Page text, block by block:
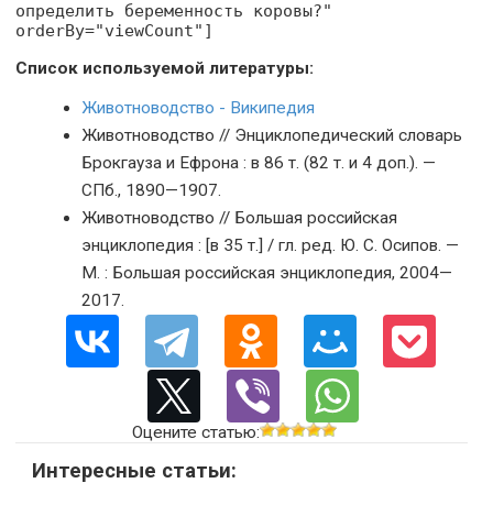
определить беременность коровы?"
orderBy="viewCount"]
Список используемой литературы:
Животноводство - Википедия
Животноводство // Энциклопедический словарь
Брокгауза и Ефрона : в 86 т. (82 т. и 4 доп.). —
СПб., 1890—1907.
Животноводство // Большая российская
энциклопедия : [в 35 т.] / гл. ред. Ю. С. Осипов. —
М. : Большая российская энциклопедия, 2004—
2017.
Оцените статью:
Интересные статьи: